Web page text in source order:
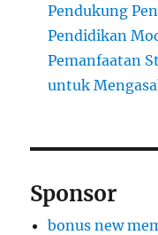
Pendukung
Pendidikan
Pemanfaatan
untuk
Sponsor
bonus new